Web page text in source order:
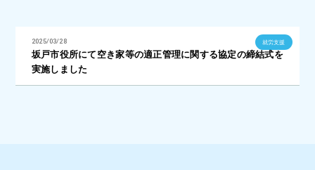
2025/03/28
坂戸市役所にて空き家等の適正管理に関する協定の締結式を
実施しました
就労支援